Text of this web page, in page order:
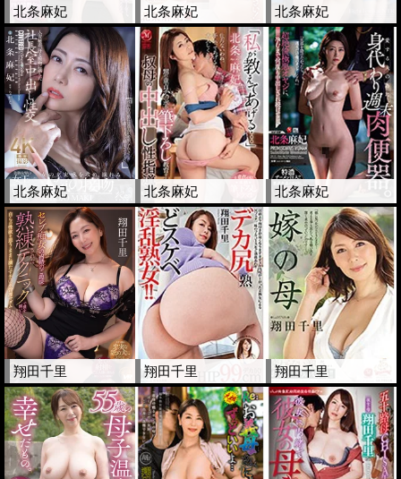
北条麻妃 北条麻妃 北条麻妃
北条麻妃 北条麻妃 北条麻妃
翔田千里 翔田千里 翔田千里